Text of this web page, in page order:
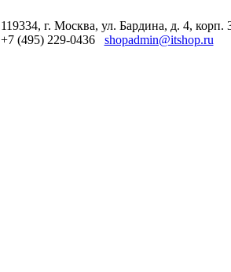
119334, г. Москва, ул. Бардина, д. 4, корп.
+7 (495) 229-0436 shopadmin@itshop.ru